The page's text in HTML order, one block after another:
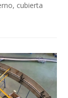
cubierta